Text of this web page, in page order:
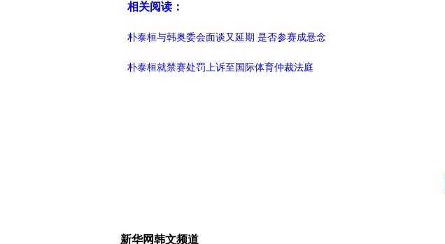
相关阅读：
朴泰桓与韩奥委会面谈又延期 是否参赛成悬念
朴泰桓就禁赛处罚上诉至国际体育仲裁法庭
新华网韩文频道